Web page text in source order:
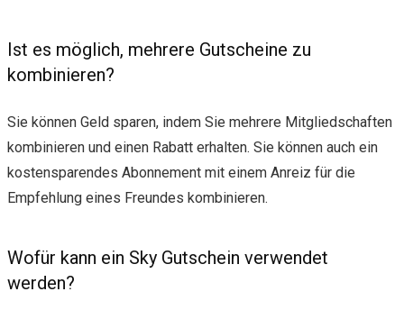
Ist es möglich, mehrere Gutscheine zu
kombinieren?
Sie können Geld sparen, indem Sie mehrere Mitgliedschaften
kombinieren und einen Rabatt erhalten. Sie können auch ein
kostensparendes Abonnement mit einem Anreiz für die
Empfehlung eines Freundes kombinieren.
Wofür kann ein Sky Gutschein verwendet
werden?